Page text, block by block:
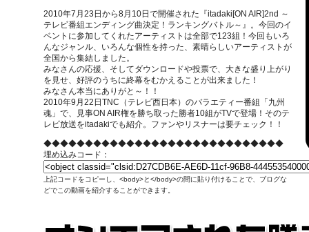
2010年7月23日から8月10日で開催された『itadaki[ON AIR]2nd ～
テレビ番組エンディング曲決定！ランキングバトル～』。今回のイ
ベントに参加してくれたアーティストは全部で123組！今回もいろ
んなジャンル、いろんな個性を持った、素晴らしいアーティストが
全国から集結しました。
みなさんの応援、そしてダウンロードや投票で、大きな盛り上がり
を見せ、好評のうちに終幕をむかえることが出来ました！
みなさん本当にありがと～！！
2010年9月22日TNC（テレビ西日本）のバラエティー番組「九州
魂」で、見事ON AIR権を勝ち取った勝者10組がTVで登場！そのテ
レビ放送をitadakiでも紹介。ファンやリスナーは要チェック！！
◆◆◆◆◆◆◆◆◆◆◆◆◆◆◆◆◆◆◆◆◆◆◆◆◆◆◆◆◆
埋め込みコード：
上記コードをコピーし、<body>と</body>の間に貼り付けることで、ブログな
どでこの動画を紹介することができます。